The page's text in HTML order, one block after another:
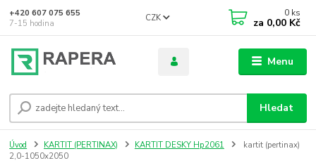
Menu
CZK
Hledat
+420 607 075 655
7-15 hodina
0 ks
za 0,00 Kč
Úvod KARTIT (PERTINAX) KARTIT DESKY Hp2061
kartit (pertinax)
2,0-1050x2050